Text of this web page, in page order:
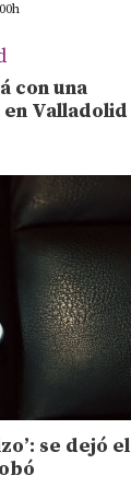
con una
Valladolid
se dejó el